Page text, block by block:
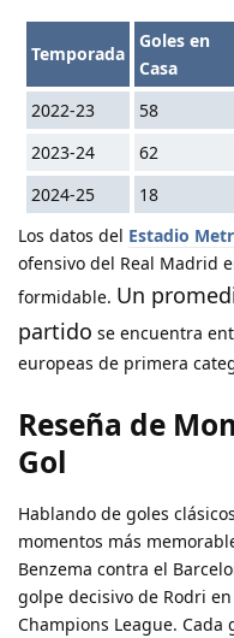
Temporada
Goles en
Casa
2022-23
58
2023-24
62
2024-25
18
Los datos del Estadio
ofensivo del Real Madrid
formidable. Un
partido se encuentra
europeas de primera
Reseña de
Gol
Hablando de goles
momentos más
Benzema contra el
golpe decisivo de Rodri
Champions League. Cada